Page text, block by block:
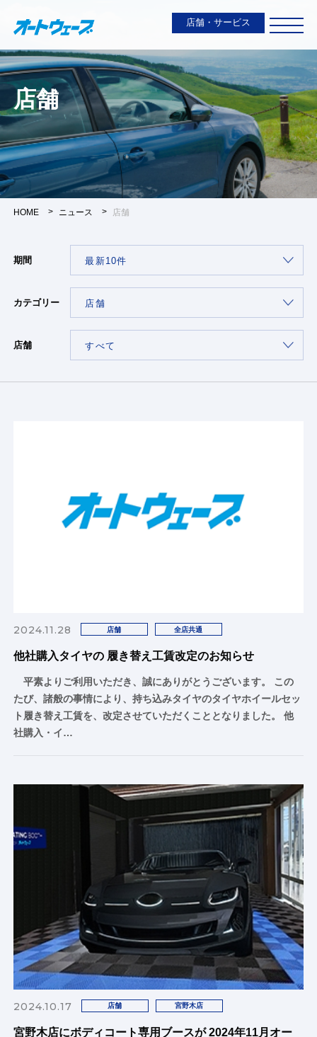
店舗・サービス
店舗
HOME ニュース 店舗
期間
カテゴリー
店舗
2024.11.28 店舗 全店共通
他社購入タイヤの 履き替え工賃改定のお知らせ
平素よりご利用いただき、誠にありがとうございます。 この
たび、諸般の事情により、持ち込みタイヤのタイヤホイールセッ
ト履き替え工賃を、改定させていただくこととなりました。 他
社購入・イ…
2024.10.17 店舗 宮野木店
宮野木店にボディコート専用ブースが 2024年11月オー